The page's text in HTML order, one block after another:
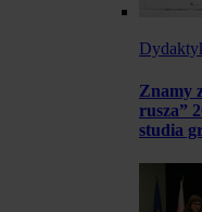
Znamy
rusza”
studia